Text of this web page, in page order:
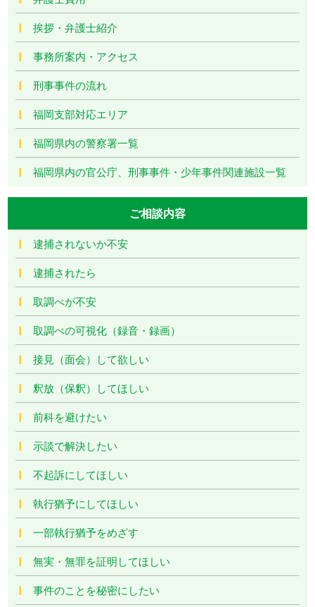
挨拶・弁護士紹介
事務所案内・アクセス
刑事事件の流れ
福岡支部対応エリア
福岡県内の警察署一覧
福岡県内の官公庁、刑事事件・少年事件関連施設一覧
ご相談内容
逮捕されないか不安
逮捕されたら
取調べが不安
取調べの可視化（録音・録画）
接見（面会）して欲しい
釈放（保釈）してほしい
前科を避けたい
示談で解決したい
不起訴にしてほしい
執行猶予にしてほしい
一部執行猶予をめざす
無実・無罪を証明してほしい
事件のことを秘密にしたい